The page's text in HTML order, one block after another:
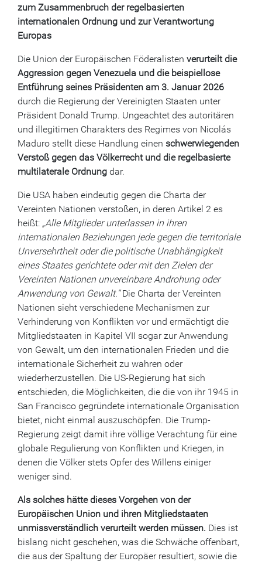
zum Zusammenbruch der regelbasierten
internationalen Ordnung und zur Verantwortung
Europas
Die Union der Europäischen Föderalisten verurteilt die
Aggression gegen Venezuela und die beispiellose
Entführung seines Präsidenten am 3. Januar 2026
durch die Regierung der Vereinigten Staaten unter
Präsident Donald Trump. Ungeachtet des autoritären
und illegitimen Charakters des Regimes von Nicolás
Maduro stellt diese Handlung einen schwerwiegenden
Verstoß gegen das Völkerrecht und die regelbasierte
multilaterale Ordnung dar.
Die USA haben eindeutig gegen die Charta der
Vereinten Nationen verstoßen, in deren Artikel 2 es
heißt: „Alle Mitglieder unterlassen in ihren
internationalen Beziehungen jede gegen die territoriale
Unversehrtheit oder die politische Unabhängigkeit
eines Staates gerichtete oder mit den Zielen der
Vereinten Nationen unvereinbare Androhung oder
Anwendung von Gewalt.“Die Charta der Vereinten
Nationen sieht verschiedene Mechanismen zur
Verhinderung von Konflikten vor und ermächtigt die
Mitgliedstaaten in Kapitel VII sogar zur Anwendung
von Gewalt, um den internationalen Frieden und die
internationale Sicherheit zu wahren oder
wiederherzustellen. Die US-Regierung hat sich
entschieden, die Möglichkeiten, die die von ihr 1945 in
San Francisco gegründete internationale Organisation
bietet, nicht einmal auszuschöpfen. Die Trump-
Regierung zeigt damit ihre völlige Verachtung für eine
globale Regulierung von Konflikten und Kriegen, in
denen die Völker stets Opfer des Willens einiger
weniger sind.
Als solches hätte dieses Vorgehen von der
Europäischen Union und ihren Mitgliedstaaten
unmissverständlich verurteilt werden müssen. Dies ist
bislang nicht geschehen, was die Schwäche offenbart,
die aus der Spaltung der Europäer resultiert, sowie die